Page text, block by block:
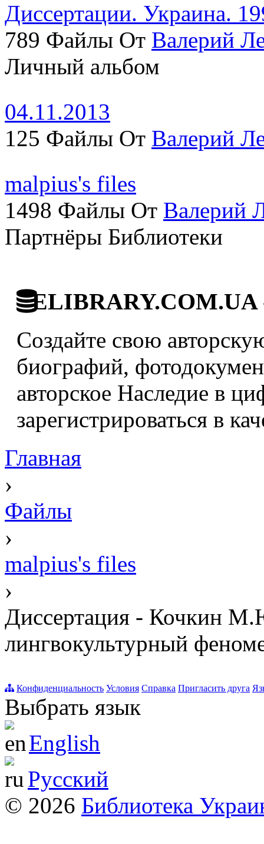
Диссертации. Украина.
789 Файлы От Валерий
Личный альбом
04.11.2013
125 Файлы От Валерий
malpius's files
1498 Файлы От Валерий
Партнёры Библиотеки
ELIBRARY.COM.UA
Создайте свою
биографий,
авторское Наследие в
зарегистрироваться в
Главная
›
Файлы
›
malpius's files
›
Диссертация - Кочкин
лингвокультурный
Конфиденциальность Условия Справка Пригласить друга
Выбрать язык
English
Русский
© 2026 Библиотека